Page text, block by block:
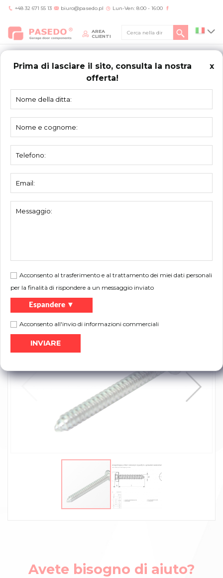
+48 32 671 55 13 biuro@pasedo.pl Lun-Ven: 8:00 - 16:00
AREA
CLIENTI
Prima di lasciare il sito, consulta la nostra
offerta!
x
Acconsento al trasferimento e al trattamento dei miei dati personali
per la finalità di rispondere a un messaggio inviato
Espandere ▼
Acconsento all'invio di informazioni commerciali
Home/Prodotti/Vite, bulloni
VITE,BULLONI
SEZIONE VETRATA – VITE TORX 62A1054-TX
Materiale:
acciaio zincato
Unità:
Imballo:
100 pezzi
Peso:
0,7 kg/100 pezzi
Diametro esterno:
Volantino:
Stampa Catalogo dei prodotti
Avete bisogno di aiuto?